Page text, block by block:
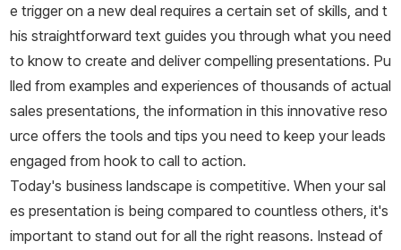
e trigger on a new deal requires a certain set of skills, and t
his straightforward text guides you through what you need
to know to create and deliver compelling presentations. Pu
lled from examples and experiences of thousands of actual
sales presentations, the information in this innovative reso
urce offers the tools and tips you need to keep your leads
engaged from hook to call to action.
Today's business landscape is competitive. When your sal
es presentation is being compared to countless others, it's
important to stand out for all the right reasons. Instead of